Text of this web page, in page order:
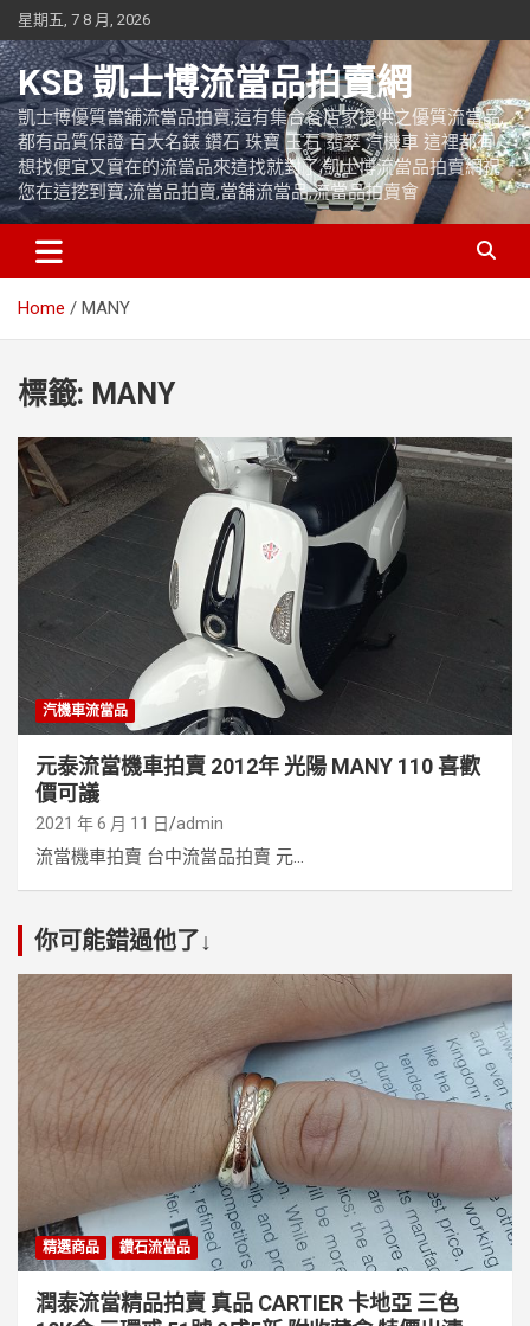
Skip
to
content
星期五, 7 8 月, 2026
KSB 凱士博流當品拍賣網
凱士博優質當舖流當品拍賣,這有集合各店家提供之優質流當品,
都有品質保證 百大名錶 鑽石 珠寶 玉石 翡翠 汽機車 這裡都有
想找便宜又實在的流當品來這找就對了,凱士博流當品拍賣網祝
您在這挖到寶,流當品拍賣,當舖流當品,流當品拍賣會
Home MANY
標籤: MANY
汽機車流當品
元泰流當機車拍賣 2012年 光陽 MANY 110 喜歡
價可議
2021 年 6 月 11 日 admin
流當機車拍賣 台中流當品拍賣 元...
你可能錯過他了↓
精選商品 鑽石流當品
潤泰流當精品拍賣 真品 CARTIER 卡地亞 三色